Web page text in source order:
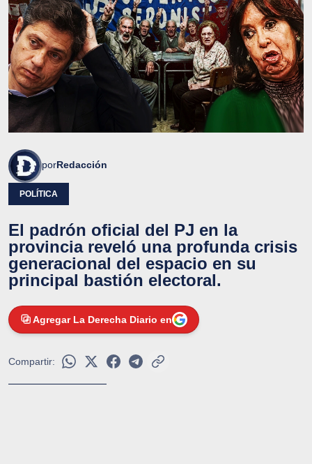
porRedacción
POLÍTICA
El padrón oficial del PJ en la
provincia reveló una profunda crisis
generacional del espacio en su
principal bastión electoral.
Agregar La Derecha Diario en
Compartir: